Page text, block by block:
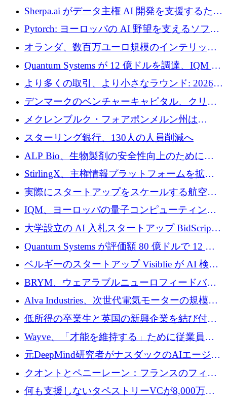
けて450万ユーロのプレシードラウンドを終了
Sherpa.ai がデータ主権 AI 開発を支援するため
に 1,800 万ドルを調達
Pytorch: ヨーロッパの AI 野望を支えるソフト
ウェア層
オランダ、数百万ユーロ規模のインテリック
との提携で軍用ドローンにソフトウェアファ
ースト戦略を採用
Quantum Systems が 12 億ドルを調達、IQM が
米国の主要取引所で初の欧州量子企業とな
る、6 月に欧州のスタートアップ資金調達
より多くの取引、より小さなラウンド: 2026
年 6 月に欧州のスタートアップ資金調達
デンマークのベンチャーキャピタル、クリメ
ンタム・キャピタルが気候変動対策ハードウ
を確保
メクレンブルク・フォアポンメルン州は
Nextcloud を州全体に展開し、オープンソース
戦略を拡大
スターリング銀行、130人の人員削減へ
ALP Bio、生物製剤の安全性向上のために
Venture Kick から 16 万 1,000 ユーロを調達
StirlingX、主権情報プラットフォームを拡張
するためにシリーズ A で 2,000 万ドルを確保
実際にスタートアップをスケールする航空イ
ノベーション モデルを学ぶ
IQM、ヨーロッパの量子コンピューティング
企業として初めて米国の主要取引所に上場
大学設立の AI 入札スタートアップ BidScript
がプレシード資金総額 100 万ドルを突破
Quantum Systems が評価額 80 億ドルで 12 億
ドルを調達
ベルギーのスタートアップ Visiblie が AI 検索
の可視化のために 50 万ユーロを調達
BRYM、ウェアラブルニューロフィードバッ
クプラットフォームの開発に65万ユーロを確
Alva Industries、次世代電気モーターの規模拡
大に 1,600 万ユーロを調達
低所得の卒業生と英国の新興企業を結び付け
るためにCommon Pathを開始
Wayve、「才能を維持する」ために従業員に
8,500万ドルの株式公開買い付けを実施
元DeepMind研究者がナスダックのAIエージェ
ントを拡張するためにCreandumの資金調達で
記録を獲得
クオントとペニーレーン：フランスのフィン
テックの友人と敵
何も支援しないタペストリーVCが8,000万ド